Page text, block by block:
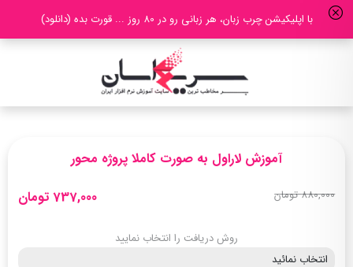
با اپلیکیشن چرب زبان، هر زبانی رو در 80 روز ... قورت بده (دانلود)
آموزش لاراول به صورت کاملا پروژه محور
880,000 تومان 737,000 تومان
روش دریافت را انتخاب نمایید